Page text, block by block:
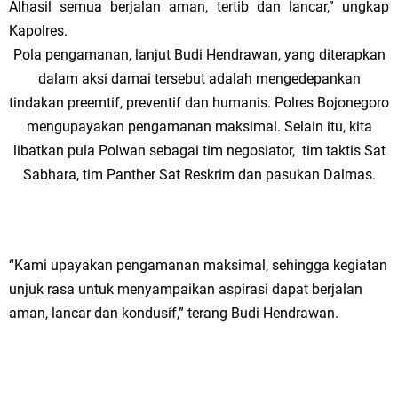
Ponpes Himmatul Khoiriyah Gelar Penyembelihan Hewan Qurban dari
Keluarga Besar dr. Titin Ekowati RS Wates Husada Balongpanggang
RT 03 RW 01 Patra Raya Rosewood Cerme Gresik Berbenah dan
Bersolek, Siap Meriahkan HUT Ke 81 RI
Sabtu, 8 Agustus
Alhasil semua berjalan aman, tertib dan lancar,” ungkap
Kapolres.
Pola pengamanan, lanjut Budi Hendrawan, yang diterapkan
dalam aksi damai tersebut adalah mengedepankan
tindakan preemtif, preventif dan humanis. Polres Bojonegoro
mengupayakan pengamanan maksimal. Selain itu, kita
libatkan pula Polwan sebagai tim negosiator, tim taktis Sat
Sabhara, tim Panther Sat Reskrim dan pasukan Dalmas.
“Kami upayakan pengamanan maksimal, sehingga kegiatan
unjuk rasa untuk menyampaikan aspirasi dapat berjalan
aman, lancar dan kondusif,” terang Budi Hendrawan.